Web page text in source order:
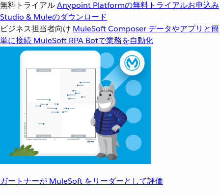
無料トライアルAnypoint Platformの無料トライアルお申込み
Studio & Muleのダウンロード
ビジネス担当者向け MuleSoft Composer データやアプリと簡
単に接続 MuleSoft RPA Botで業務を自動化
ガートナーが MuleSoft をリーダーとして評価